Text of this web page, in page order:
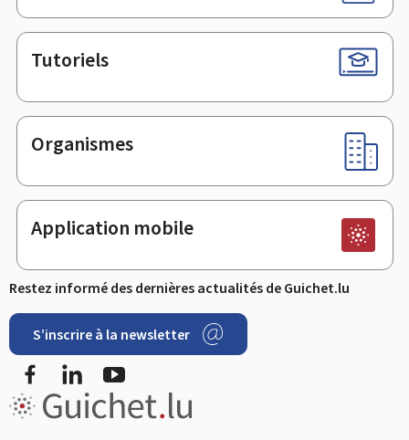
Tutoriels
Organismes
Application mobile
Restez informé des dernières actualités de Guichet.lu
S’inscrire à la newsletter
FacebookLinkedIn